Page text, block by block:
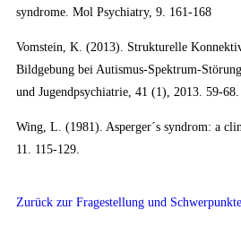
syndrome. Mol Psychiatry, 9. 161-168
Vomstein, K. (2013). Strukturelle
Bildgebung bei Autismus-Spektrum-
und Jugendpsychiatrie, 41 (1), 2013. 59-68.
Wing, L. (1981). Asperger´s syndrom: a
11. 115-129.
Zurück zur Fragestellung und Schwerpunkte